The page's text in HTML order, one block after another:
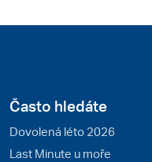
Často hledáte
Dovolená léto 2026
Last Minute u moře